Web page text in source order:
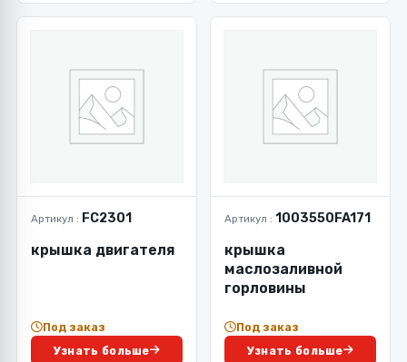
Артикул : FC2301
крышка двигателя
Под заказ
Узнать больше
Артикул : 1003550FA171
крышка
маслозаливной
горловины
Под заказ
Узнать больше